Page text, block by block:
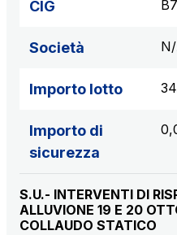
CIG
Società
Importo lotto
Importo di
sicurezza
S.U.- INTERVENTI DI
ALLUVIONE 19 E 20
COLLAUDO STATICO